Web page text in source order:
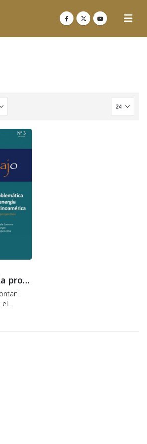
Plustrabajo 3: La problemática de la energía en Latinoamérica
el
las
y…